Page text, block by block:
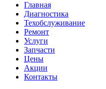
Главная
Диагностика
Техобслуживание
Ремонт
Услуги
Запчасти
Цены
Акции
Контакты